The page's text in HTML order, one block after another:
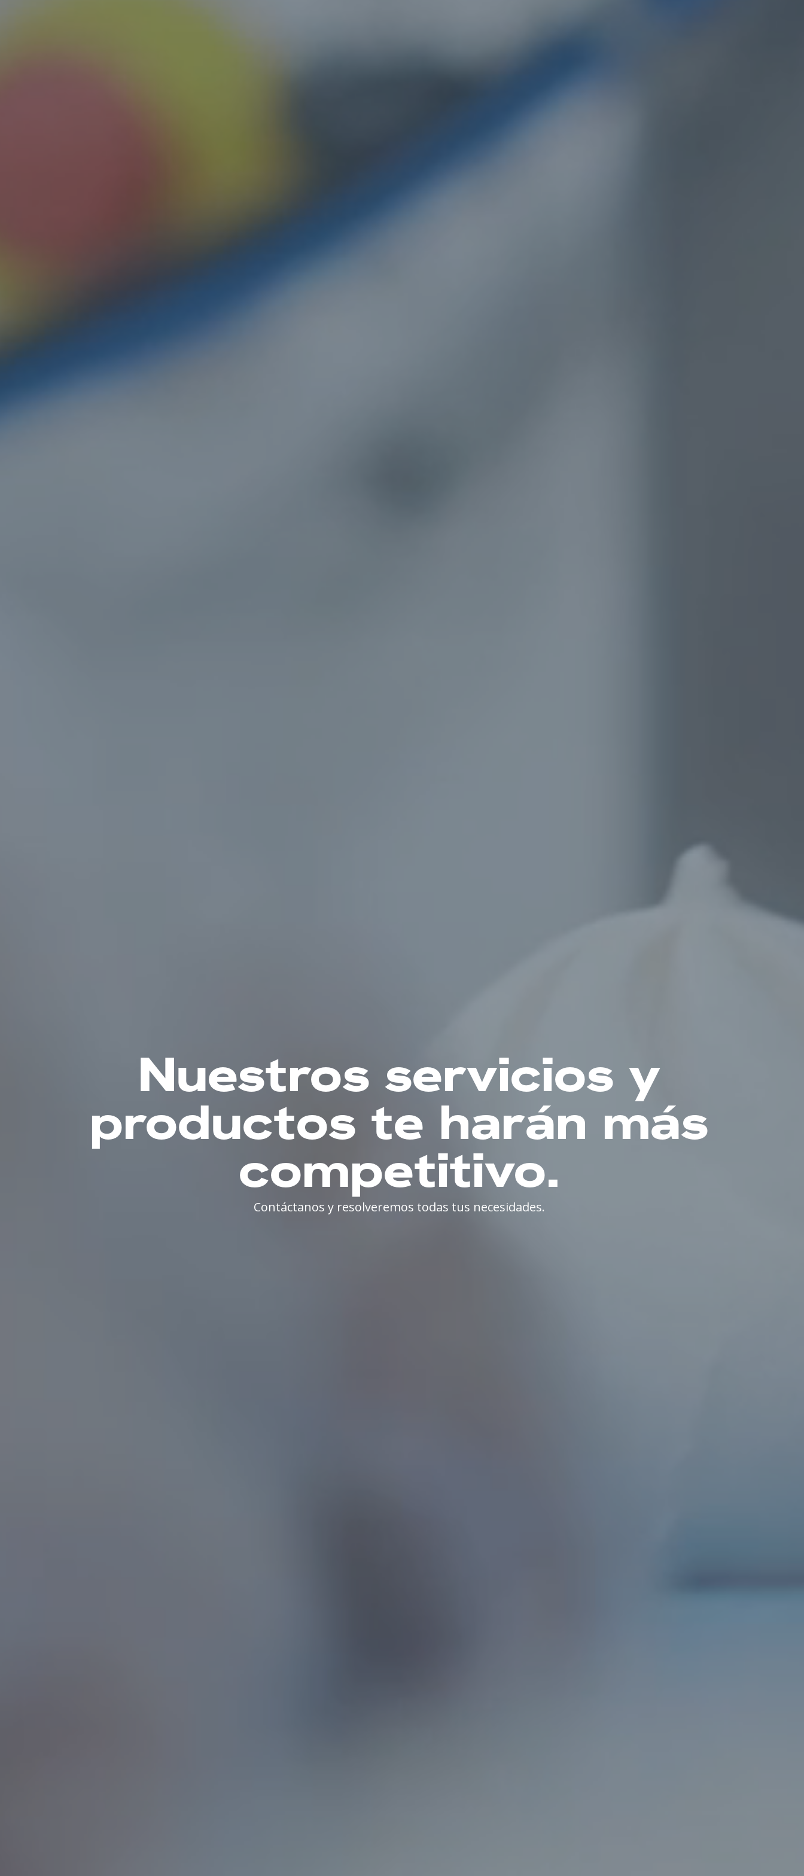
Nuestros servicios y
productos te harán más
competitivo.
Contáctanos y resolveremos todas tus necesidades.